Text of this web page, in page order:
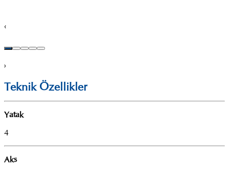
‹
›
Teknik Özellikler
Yatak
4
Aks